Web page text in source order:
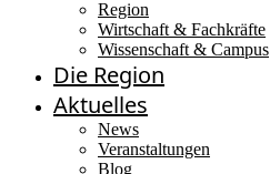
Region
Wirtschaft & Fachkräfte
Wissenschaft & Campus
Die Region
Aktuelles
News
Veranstaltungen
Blog